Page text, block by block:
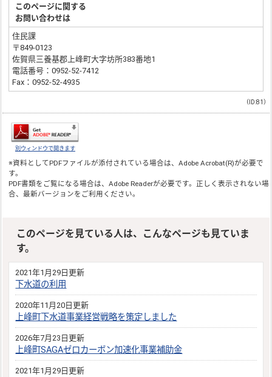
このページに関する
お問い合わせは
住民課
〒849-0123
佐賀県三養基郡上峰町大字坊所383番地1
電話番号：0952-52-7412
Fax：0952-52-4935
（ID:81）
別ウィンドウで開きます
※資料としてPDFファイルが添付されている場合は、Adobe Acrobat(R)が必要で
す。
PDF書類をご覧になる場合は、Adobe Readerが必要です。正しく表示されない場
合、最新バージョンをご利用ください。
このページを見ている人は、こんなページも見ていま
す。
2021年1月29日更新
下水道の利用
2020年11月20日更新
上峰町下水道事業経営戦略を策定しました
2026年7月23日更新
上峰町SAGAゼロカーボン加速化事業補助金
2021年1月29日更新